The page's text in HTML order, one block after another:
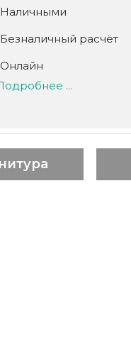
расчёт
...